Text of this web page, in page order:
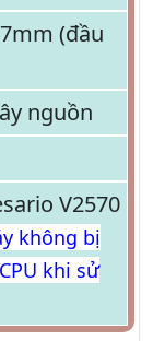
(đầu
nguồn
V2570
không bị
khi sử